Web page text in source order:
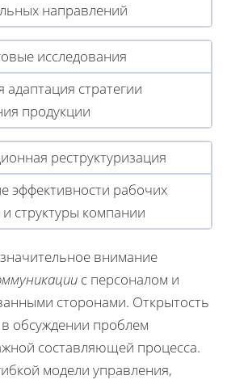
направлений
исследования
адаптация стратегии
продукции
реструктуризация
эффективности рабочих
структуры компании
внимание
с персоналом и
сторонами. Открытость
в обсуждении проблем
составляющей процесса.
модели управления,